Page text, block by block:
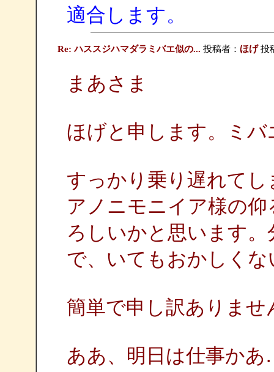
適合します。
Re: ハススジハマダラミバエ似の... 投稿者： ほげ投
まあさま
ほげと申します。ミ
すっかり乗り遅れて
アノニモニイア様の仰
ろしいかと思います
で、いてもおかしくな
簡単で申し訳ありませ
ああ、明日は仕事か